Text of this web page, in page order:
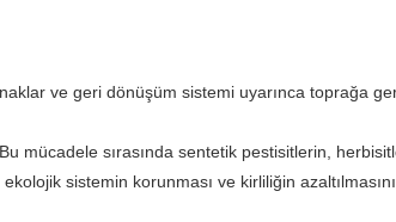
ve geri dönüşüm sistemi uyarınca toprağa
mücadele sırasında sentetik pestisitlerin,
sistemin korunması ve kirliliğin